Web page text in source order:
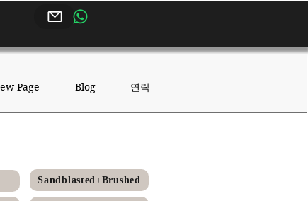
Page Blog 연락
Sandblasted+Brushed